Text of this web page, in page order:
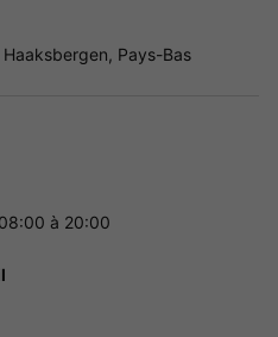
Pays-Bas
à 20:00